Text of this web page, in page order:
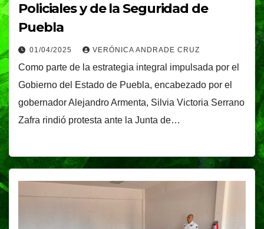
Policiales y de la Seguridad de
Puebla
01/04/2025 VERÓNICA ANDRADE CRUZ
Como parte de la estrategia integral impulsada por el
Gobierno del Estado de Puebla, encabezado por el
gobernador Alejandro Armenta, Silvia Victoria Serrano
Zafra rindió protesta ante la Junta de…